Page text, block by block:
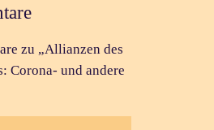
zu „Allianzen des
Corona- und andere